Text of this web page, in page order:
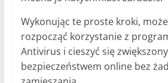
Wykonując te proste kroki,
rozpocząć korzystanie z
Antivirus i cieszyć się
bezpieczeństwem online bez